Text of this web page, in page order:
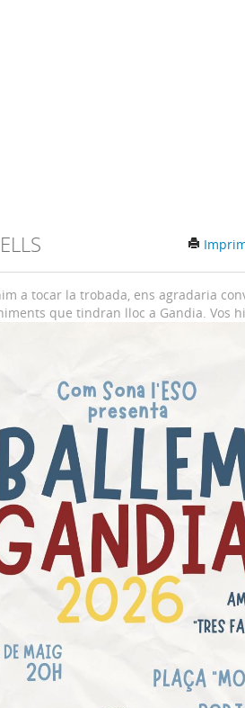
a tocar la trobada, ens agradaria
que tindran lloc a Gandia. Vos